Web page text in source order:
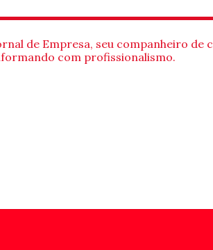
de Empresa, seu companheiro de
com profissionalismo.